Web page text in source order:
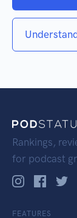
Rankings,
for podcast
FEATURES